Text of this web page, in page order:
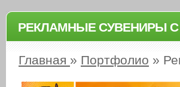
РЕКЛАМНЫЕ СУВЕНИРЫ
Главная » Портфолио »